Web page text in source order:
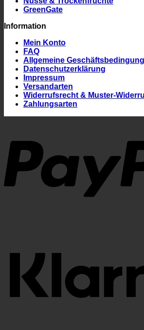
GreenGate
Information
Mein Konto
FAQ
Allgemeine
Datenschutzerklärung
Impressum
Versandarten
Widerrufsrecht & Muster-
Zahlungsarten